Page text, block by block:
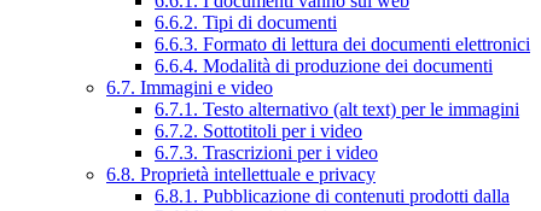
6.6.2. Tipi di documenti
6.6.3. Formato di lettura dei documenti elettronici
6.6.4. Modalità di produzione dei documenti
6.7. Immagini e video
6.7.1. Testo alternativo (alt text) per le immagini
6.7.2. Sottotitoli per i video
6.7.3. Trascrizioni per i video
6.8. Proprietà intellettuale e privacy
6.8.1. Pubblicazione di contenuti prodotti dalla